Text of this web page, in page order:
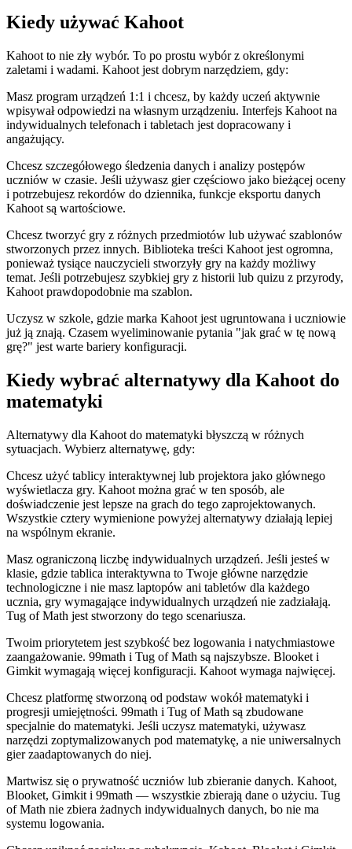
Kiedy używać Kahoot
Kahoot to nie zły wybór. To po prostu wybór z określonymi
zaletami i wadami. Kahoot jest dobrym narzędziem, gdy:
Masz program urządzeń 1:1 i chcesz, by każdy uczeń aktywnie
wpisywał odpowiedzi na własnym urządzeniu. Interfejs Kahoot na
indywidualnych telefonach i tabletach jest dopracowany i
angażujący.
Chcesz szczegółowego śledzenia danych i analizy postępów
uczniów w czasie. Jeśli używasz gier częściowo jako bieżącej oceny
i potrzebujesz rekordów do dziennika, funkcje eksportu danych
Kahoot są wartościowe.
Chcesz tworzyć gry z różnych przedmiotów lub używać szablonów
stworzonych przez innych. Biblioteka treści Kahoot jest ogromna,
ponieważ tysiące nauczycieli stworzyły gry na każdy możliwy
temat. Jeśli potrzebujesz szybkiej gry z historii lub quizu z przyrody,
Kahoot prawdopodobnie ma szablon.
Uczysz w szkole, gdzie marka Kahoot jest ugruntowana i uczniowie
już ją znają. Czasem wyeliminowanie pytania "jak grać w tę nową
grę?" jest warte bariery konfiguracji.
Kiedy wybrać alternatywy dla Kahoot do
matematyki
Alternatywy dla Kahoot do matematyki błyszczą w różnych
sytuacjach. Wybierz alternatywę, gdy:
Chcesz użyć tablicy interaktywnej lub projektora jako głównego
wyświetlacza gry. Kahoot można grać w ten sposób, ale
doświadczenie jest lepsze na grach do tego zaprojektowanych.
Wszystkie cztery wymienione powyżej alternatywy działają lepiej
na wspólnym ekranie.
Masz ograniczoną liczbę indywidualnych urządzeń. Jeśli jesteś w
klasie, gdzie tablica interaktywna to Twoje główne narzędzie
technologiczne i nie masz laptopów ani tabletów dla każdego
ucznia, gry wymagające indywidualnych urządzeń nie zadziałają.
Tug of Math jest stworzony do tego scenariusza.
Twoim priorytetem jest szybkość bez logowania i natychmiastowe
zaangażowanie. 99math i Tug of Math są najszybsze. Blooket i
Gimkit wymagają więcej konfiguracji. Kahoot wymaga najwięcej.
Chcesz platformę stworzoną od podstaw wokół matematyki i
progresji umiejętności. 99math i Tug of Math są zbudowane
specjalnie do matematyki. Jeśli uczysz matematyki, używasz
narzędzi zoptymalizowanych pod matematykę, a nie uniwersalnych
gier zaadaptowanych do niej.
Martwisz się o prywatność uczniów lub zbieranie danych. Kahoot,
Blooket, Gimkit i 99math — wszystkie zbierają dane o użyciu. Tug
of Math nie zbiera żadnych indywidualnych danych, bo nie ma
systemu logowania.